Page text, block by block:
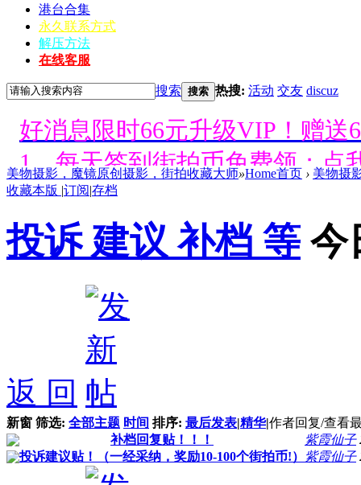
港台合集
永久联系方式
解压方法
在线客服
搜索 搜索 热搜: 活动 交友 discuz
好消息限时66元升级VIP！赠
1、每天签到街拍币免费领；点
1、每天签到街拍币免费领；点
好消息限时66元升级VIP！赠
1、每天签到街拍币免费领；点
好消息限时66元升级VIP！赠
1、每天签到街拍币免费领；点
好消息限时66元升级VIP！赠
1、每天签到街拍币免费领；点
美物摄影，魔镜原创摄影，街拍收藏大师»Home首页 › 美物摄
收藏本版 |订阅|存档
投诉 建议 补档 等
返 回
新窗 筛选: 全部主题 时间 排序: 最后发表|精华|作者回复/查看
补档回复贴！！！
紫霞仙子
投诉建议贴！（一经采纳，奖励10-100个街拍币!）
紫霞仙子